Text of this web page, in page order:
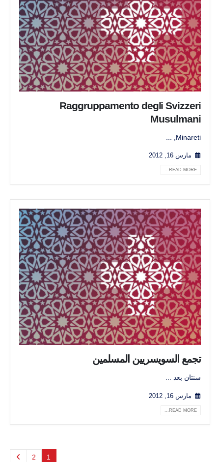
Raggruppamento degli Svizzeri
Musulmani
Minareti, ...
مارس 16, 2012
READ MORE...
تجمع السويسريين المسلمين
سنتان بعد ...
مارس 16, 2012
READ MORE...
1
2